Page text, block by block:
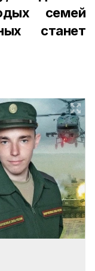
семей
станет